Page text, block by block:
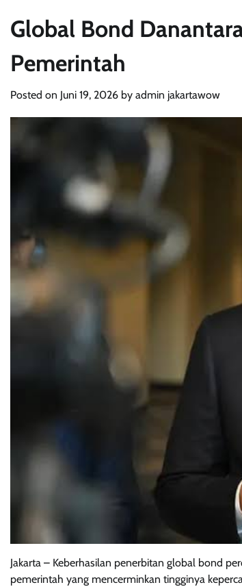
Global Bond
Pemerintah
Posted on Juni 19, 2026 by admin jakartawow
Jakarta – Keberhasilan penerbitan global bond
pemerintah yang mencerminkan tingginya